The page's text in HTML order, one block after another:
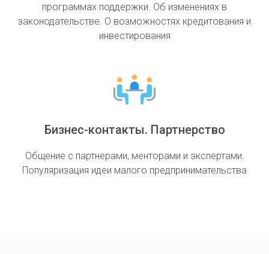
программах поддержки. Об изменениях в
законодательстве. О возможностях кредитования и
инвестирования
Бизнес-контакты. Партнерство
Общение с партнерами, менторами и экспертами.
Популяризация идеи малого предпринимательства